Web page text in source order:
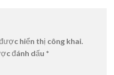
hiển thị công khai.
đánh dấu *